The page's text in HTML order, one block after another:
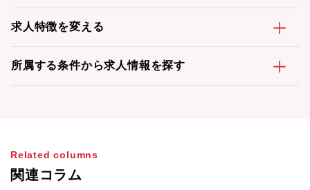
求人特徴を変える
所属する条件から求人情報を探す
Related columns
関連コラム